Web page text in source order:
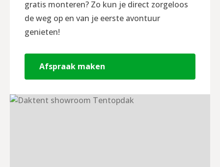
gratis monteren? Zo kun je direct zorgeloos
de weg op en van je eerste avontuur
genieten!
Afspraak maken